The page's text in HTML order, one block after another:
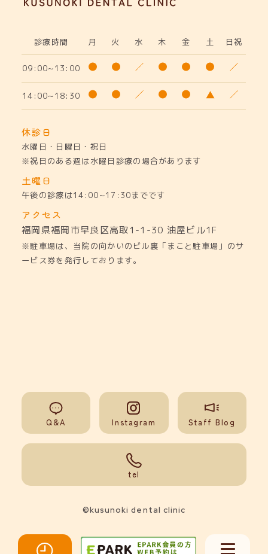
診療時間 月 火 水 木 金 土 日祝
09:00~13:00
14:00~18:30
休診日
水曜日・日曜日・祝日
※祝日のある週は水曜日診療の場合があります
土曜日
午後の診療は14:00~17:30までです
アクセス
福岡県福岡市早良区高取1-1-30 油屋ビル1F
※駐車場は、当院の向かいのビル裏「まこと駐車場」のサ
ービス券を発行しております。
Q&A Instagram Staff Blog
tel
©kusunoki dental clinic